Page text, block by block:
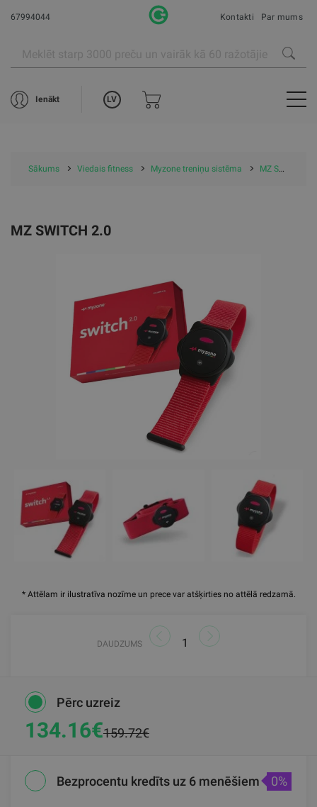
67994044 Kontakti Par mums
Ienākt LV
Sākums Viedais fitness Myzone treniņu sistēma MZ Switch 2.0
* Attēlam ir ilustratīva nozīme un prece var atšķirties no attēlā redzamā.
MZ SWITCH 2.0
DAUDZUMS
Pērc uzreiz
134.16€159.72€
Bezprocentu kredīts uz 6 menēšiem 0%